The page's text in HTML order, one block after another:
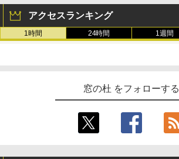
アクセスランキング
1時間 24時間 1週間
窓の杜 をフォローする